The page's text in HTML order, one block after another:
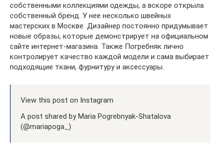
собственными коллекциями одежды, а вскоре открыла
собственный бренд. У нее несколько швейных
мастерских в Москве. Дизайнер постоянно придумывает
новые образы, которые демонстрирует на официальном
сайте интернет-магазина. Также Погребняк лично
контролирует качество каждой модели и сама выбирает
подходящие ткани, фурнитуру и аксессуары.
View this post on Instagram
A post shared by Maria Pogrebnyak-Shatalova
(@mariapoga_)